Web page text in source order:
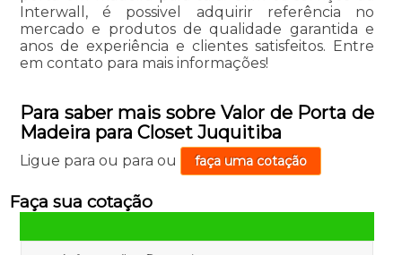
Interwall, é possivel adquirir referência no
mercado e produtos de qualidade garantida e
anos de experiência e clientes satisfeitos. Entre
em contato para mais informações!
Para saber mais sobre Valor de Porta de
Madeira para Closet Juquitiba
Ligue para ou para ou faça uma cotação
Faça sua cotação